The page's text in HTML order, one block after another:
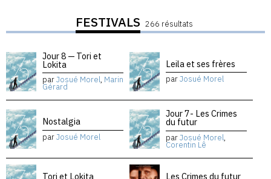
FESTIVALS 266 résultats
Jour 8 — Tori et
Lokita
parJosué Morel, Marin
Gérard
Leila et ses frères
parJosué Morel
Nostalgia
parJosué Morel
Jour 7- Les Crimes
du futur
parJosué Morel,
Corentin Lê
Tori et Lokita Les Crimes du futur